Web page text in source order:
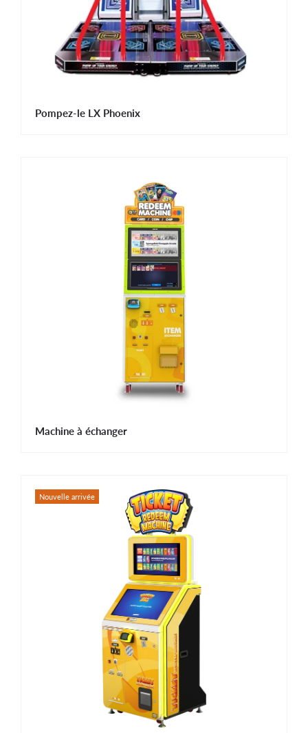
Pompez-le LX Phoenix
Machine à échanger
Nouvelle arrivée